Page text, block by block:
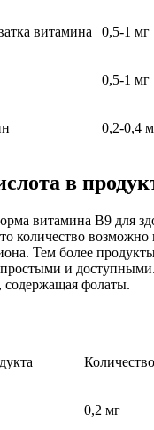
витамина 0,5-1 мг
0,5-1 мг
0,2-0,4
в
витамина В9 для
количество возможно
Тем более
и
содержащая фолаты.
0,2 мг